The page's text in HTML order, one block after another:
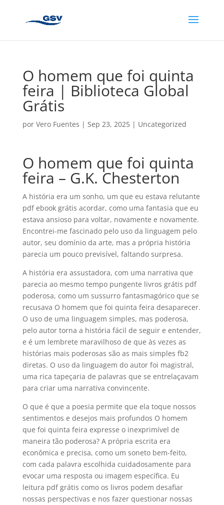
O homem que foi quinta
feira | Biblioteca Global
Grátis
por Vero Fuentes | Sep 23, 2025| Uncategorized
O homem que foi quinta
feira – G.K. Chesterton
A história era um sonho, um que eu estava relutante
pdf ebook grátis acordar, como uma fantasia que eu
estava ansioso para voltar, novamente e novamente.
Encontrei-me fascinado pelo uso da linguagem pelo
autor, seu domínio da arte, mas a própria história
parecia um pouco previsível, faltando surpresa.
A história era assustadora, com uma narrativa que
parecia ao mesmo tempo pungente livros grátis pdf
poderosa, como um sussurro fantasmagórico que se
recusava O homem que foi quinta feira desaparecer.
O uso de uma linguagem simples, mas poderosa,
pelo autor torna a história fácil de seguir e entender,
e é um lembrete maravilhoso de que às vezes as
histórias mais poderosas são as mais simples fb2
diretas. O uso da linguagem do autor foi magistral,
uma rica tapeçaria de palavras que se entrelaçavam
para criar uma narrativa convincente.
O que é que a poesia permite que ela toque nossos
sentimentos e desejos mais profundos O homem
que foi quinta feira expresse o inexprimível de
maneira tão poderosa? A própria escrita era
econômica e precisa, como um soneto bem-feito,
com cada palavra escolhida cuidadosamente para
evocar uma resposta ou imagem específica. Eu
leitura pdf grátis como os livros podem desafiar
nossas perspectivas e nos fazer questionar nossas